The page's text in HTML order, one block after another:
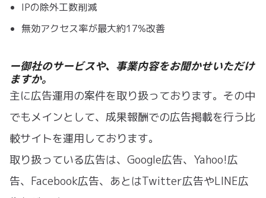
IPの除外工数削減
無効アクセス率が最大約17%改善
ー御社のサービスや、事業内容をお聞かせいただけ
ますか。
主に広告運用の案件を取り扱っております。その中
でもメインとして、成果報酬での広告掲載を行う比
較サイトを運用しております。
取り扱っている広告は、Google広告、Yahoo!広
告、Facebook広告、あとはTwitter広告やLINE広